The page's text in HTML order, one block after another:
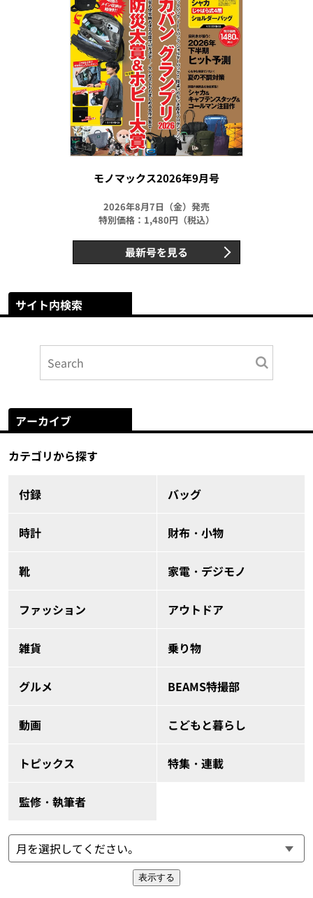
モノマックス2026年9月号
2026年8月7日（金）発売
特別価格：1,480円（税込）
最新号を見る
サイト内検索
アーカイブ
カテゴリから探す
付録 バッグ
時計 財布・小物
靴 家電・デジモノ
ファッション アウトドア
雑貨 乗り物
グルメ BEAMS特撮部
動画 こどもと暮らし
トピックス 特集・連載
監修・執筆者
表示する